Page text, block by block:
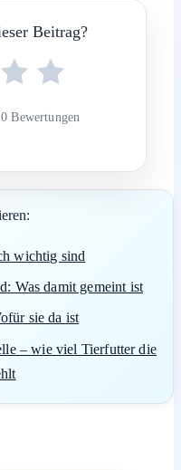
Beitrag?
0 Bewertungen
wichtig sind
Was damit gemeint ist
sie da ist
– wie viel Tierfutter die